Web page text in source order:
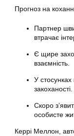
Прогноз на
Партнер
втрачає
Є щире
взаємність.
У стосунках
закоханості.
Скоро
особисте
Керрі Меллон,